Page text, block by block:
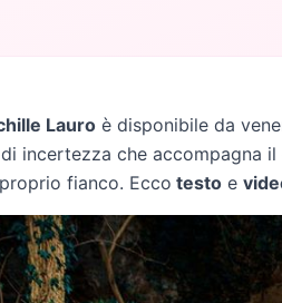
Lauro è disponibile da
incertezza che accompagna il
fianco. Ecco testo e